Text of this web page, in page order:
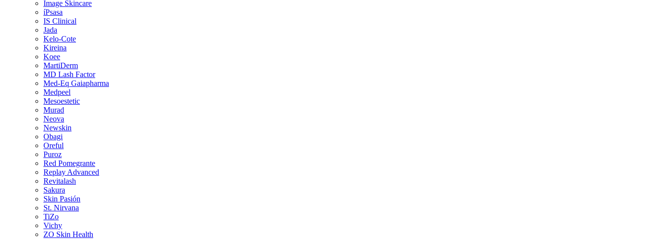
Image Skincare
íPsasa
IS Clinical
Jada
Kelo-Cote
Kireina
Koee
MartiDerm
MD Lash Factor
Med-Eq Gaiapharma
Medpeel
Mesoestetic
Murad
Neova
Newskin
Obagi
Oreful
Puroz
Red Pomegrante
Replay Advanced
Revitalash
Sakura
Skin Pasión
St. Nirvana
TiZo
Vichy
ZO Skin Health